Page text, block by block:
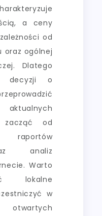
a ceny
od
oraz ogólnej
Dlatego
decyzji o
aktualnych
zacząć od
analiz
Warto
lokalne
w